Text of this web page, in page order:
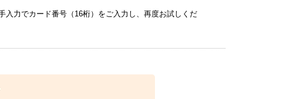
力でカード番号（16桁）をご入力し、再度お試しくだ